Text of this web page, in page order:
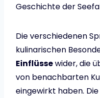
Geschichte der
Die verschiedenen
kulinarischen
Einflüssewider, die
von benachbarten
eingewirkt haben.